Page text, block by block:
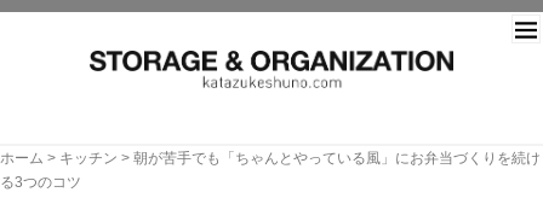
ホーム > キッチン > 朝が苦手でも「ちゃんとやっている風」にお弁当づくりを続け
る3つのコツ